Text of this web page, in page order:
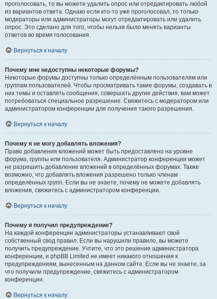
проголосовать, то вы можете удалить опрос или отредактировать любой
из вариантов ответа. Однако если кто-то уже проголосовал, то только
модераторы или администраторы могут отредактировать или удалить
опрос. Это сделано для того, чтобы нельзя было менять варианты
ответов во время голосования.
Вернуться к началу
Почему мне недоступны некоторые форумы?
Некоторые форумы доступны только определённым пользователям или
группам пользователей. Чтобы просматривать такие форумы, создавать в
них темы и оставлять сообщения, совершать другие действия, вам может
потребоваться специальное разрешение. Свяжитесь с модератором или
администратором конференции для получения такого разрешения.
Вернуться к началу
Почему я не могу добавлять вложения?
Право добавления вложений может быть предоставлено на уровне
форума, группы или пользователя. Администратор конференции может
не разрешить добавление вложений в определённых форумах. Также
возможно, что добавлять вложения разрешено только членам
определённых групп. Если вы не знаете, почему не можете добавлять
вложения, свяжитесь с администратором конференции.
Вернуться к началу
Почему я получил предупреждение?
На каждой конференции администраторы устанавливают свой
собственный свод правил. Если вы нарушили правило, вы можете
получить предупреждение. Учтите, что это решение администратора
конференции, и phpBB Limited не имеет никакого отношения к
предупреждениям, вынесенным на данном сайте. Если вы не знаете, за
что получили предупреждение, свяжитесь с администратором
конференции.
Вернуться к началу